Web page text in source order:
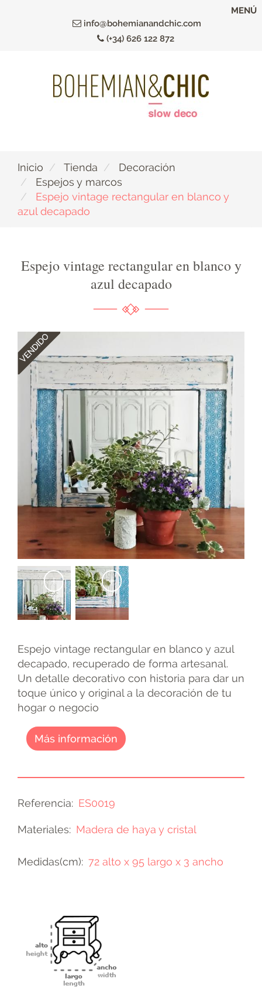
info@bohemianandchic.com
(+34) 626 122 872
MENÚ
Inicio Tienda
Decoración
Espejos y marcos
Espejo vintage rectangular en blanco y
azul decapado
Espejo vintage rectangular en blanco y
azul decapado
+ +
Espejo vintage rectangular en blanco y azul
decapado, recuperado de forma artesanal.
Un detalle decorativo con historia para dar un
toque único y original a la decoración de tu
hogar o negocio
Más información
Referencia ES0019
Materiales Madera de haya y cristal
Medidas(cm) 72 alto x 95 largo x 3 ancho